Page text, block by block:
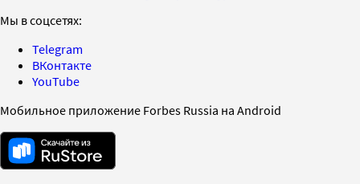
Мы в соцсетях:
Telegram
ВКонтакте
YouTube
Мобильное приложение Forbes Russia на Android